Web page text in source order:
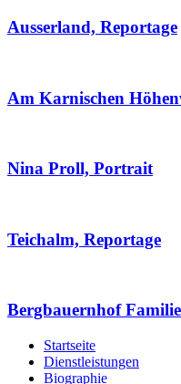
Ausserland, Reportage
Am Karnischen
Nina Proll, Portrait
Teichalm, Reportage
Bergbauernhof
Startseite
Dienstleistungen
Biographie